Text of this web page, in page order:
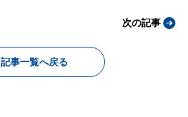
記事一覧へ戻る
次の記事